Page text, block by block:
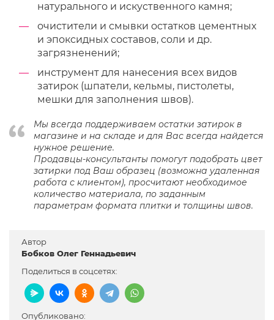
натурального и искуственного камня;
очистители и смывки остатков цементных
и эпоксидных составов, соли и др.
загрязненений;
инструмент для нанесения всех видов
затирок (шпатели, кельмы, пистолеты,
мешки для заполнения швов).
Мы всегда поддерживаем остатки затирок в
магазине и на складе и для Вас всегда найдется
нужное решение.
Продавцы-консультанты помогут подобрать цвет
затирки под Ваш образец (возможна удаленная
работа с клиентом), просчитают необходимое
количество материала, по заданным
параметрам формата плитки и толщины швов.
Автор
Бобков Олег Геннадьевич
Поделиться в соцсетях:
Опубликовано: